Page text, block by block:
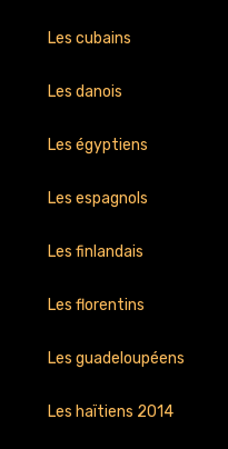
Les cubains
Les danois
Les égyptiens
Les espagnols
Les finlandais
Les florentins
Les guadeloupéens
Les haïtiens 2014